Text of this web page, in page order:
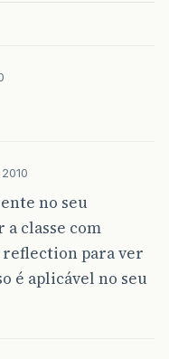
no seu
a classe com
reflection para ver
é aplicável no seu